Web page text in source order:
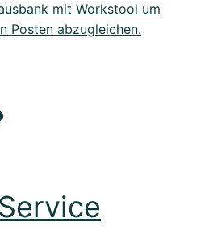
mit Workstool um
Posten abzugleichen.